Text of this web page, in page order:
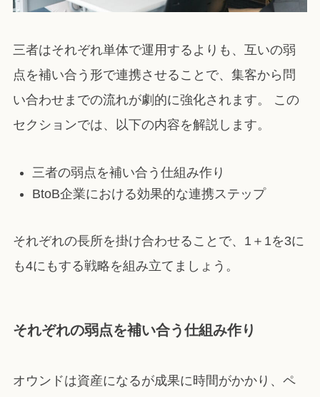
三者はそれぞれ単体で運用するよりも、互いの弱
点を補い合う形で連携させることで、集客から問
い合わせまでの流れが劇的に強化されます。 この
セクションでは、以下の内容を解説します。
三者の弱点を補い合う仕組み作り
BtoB企業における効果的な連携ステップ
それぞれの長所を掛け合わせることで、1＋1を3に
も4にもする戦略を組み立てましょう。
それぞれの弱点を補い合う仕組み作り
オウンドは資産になるが成果に時間がかかり、ペ